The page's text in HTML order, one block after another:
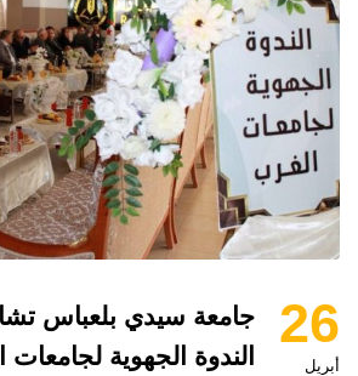
26
أبريل
جامعة سيدي بلعباس